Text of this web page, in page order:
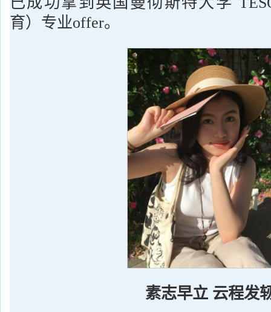
育）专业offer。
素志早立 云程发